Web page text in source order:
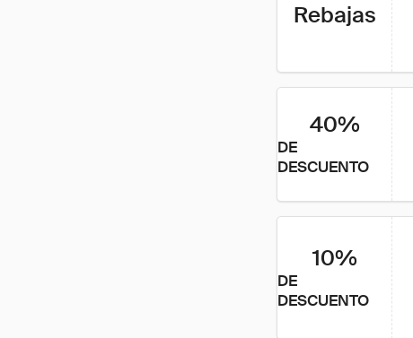
Rebajas
40%
DE
DESCUENTO
10%
DE
DESCUENTO